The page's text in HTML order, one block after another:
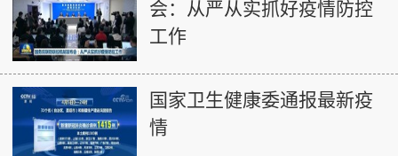
会：从严从实抓好疫情防控
工作
国家卫生健康委通报最新疫
情